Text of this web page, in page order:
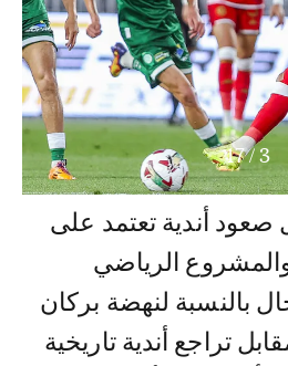
3
/
17
أندية تعتمد على
والمشروع الرياضي
بالنسبة لنهضة بركان
تراجع أندية تاريخية